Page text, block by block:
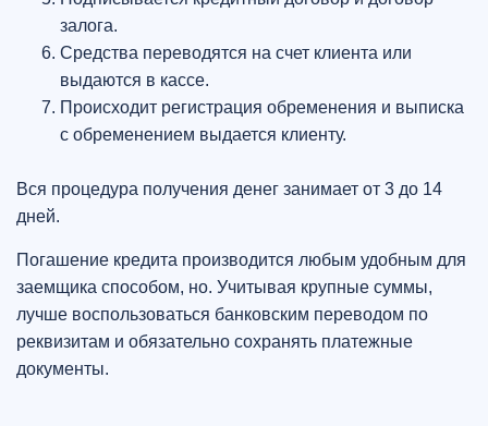
залога.
Средства переводятся на счет клиента или
выдаются в кассе.
Происходит регистрация обременения и выписка
с обременением выдается клиенту.
Вся процедура получения денег занимает от 3 до 14
дней.
Погашение кредита производится любым удобным для
заемщика способом, но. Учитывая крупные суммы,
лучше воспользоваться банковским переводом по
реквизитам и обязательно сохранять платежные
документы.